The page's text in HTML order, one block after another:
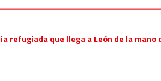
refugiada que llega a León de la mano